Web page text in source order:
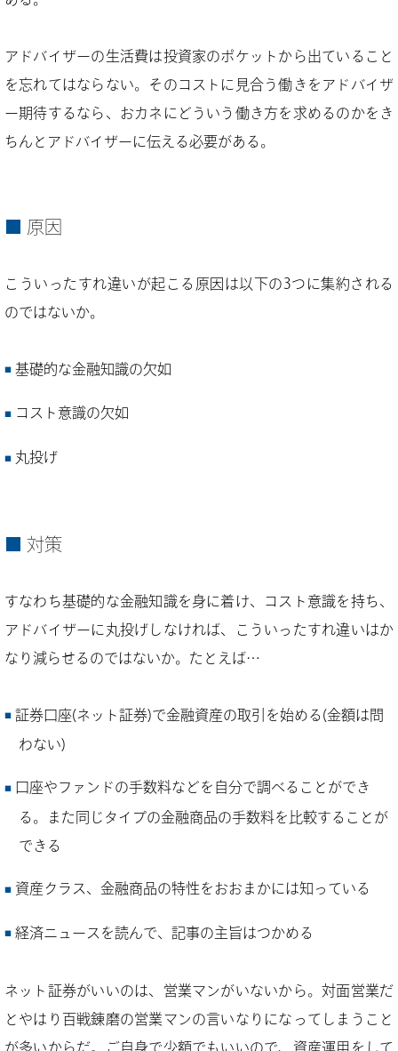
アドバイザーの生活費は投資家のポケットから出ていること
を忘れてはならない。そのコストに見合う働きをアドバイザ
ー期待するなら、おカネにどういう働き方を求めるのかをき
ちんとアドバイザーに伝える必要がある。
原因
こういったすれ違いが起こる原因は以下の3つに集約される
のではないか。
基礎的な金融知識の欠如
コスト意識の欠如
丸投げ
対策
すなわち基礎的な金融知識を身に着け、コスト意識を持ち、
アドバイザーに丸投げしなければ、こういったすれ違いはか
なり減らせるのではないか。たとえば…
証券口座(ネット証券)で金融資産の取引を始める(金額は問
わない)
口座やファンドの手数料などを自分で調べることができ
る。また同じタイプの金融商品の手数料を比較することが
できる
資産クラス、金融商品の特性をおおまかには知っている
経済ニュースを読んで、記事の主旨はつかめる
ネット証券がいいのは、営業マンがいないから。対面営業だ
とやはり百戦錬磨の営業マンの言いなりになってしまうこと
が多いからだ。ご自身で少額でもいいので、資産運用をして